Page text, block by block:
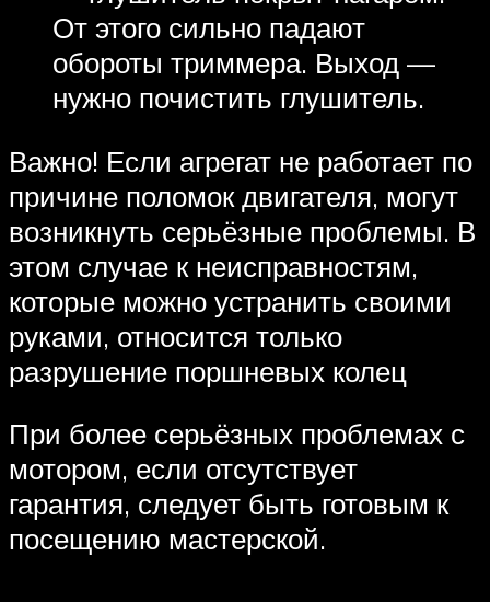
От этого сильно падают
обороты триммера. Выход —
нужно почистить глушитель.
Важно! Если агрегат не работает по
причине поломок двигателя, могут
возникнуть серьёзные проблемы. В
этом случае к неисправностям,
которые можно устранить своими
руками, относится только
разрушение поршневых колец
При более серьёзных проблемах с
мотором, если отсутствует
гарантия, следует быть готовым к
посещению мастерской.